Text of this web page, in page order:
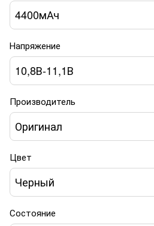
4400мАч
Напряжение
10,8В-11,1В
Производитель
Оригинал
Цвет
Черный
Состояние